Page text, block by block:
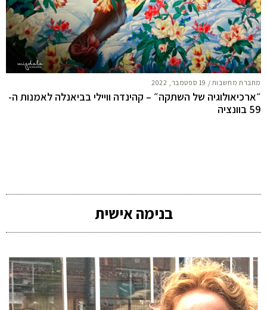
מחברת מחשבות / 19 ספטמבר, 2022
״ארכיאולוגיה של השתקה״ – קהינדה וויילי בביאנלה לאמנות ה-
59 בוונציה
בנימה אישית